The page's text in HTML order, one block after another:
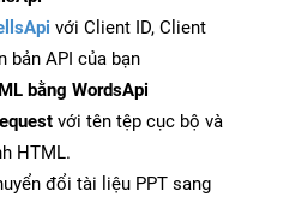
với Client ID, Client
bản API của bạn
bằng WordsApi
với tên tệp cục bộ và
HTML.
đổi tài liệu PPT sang